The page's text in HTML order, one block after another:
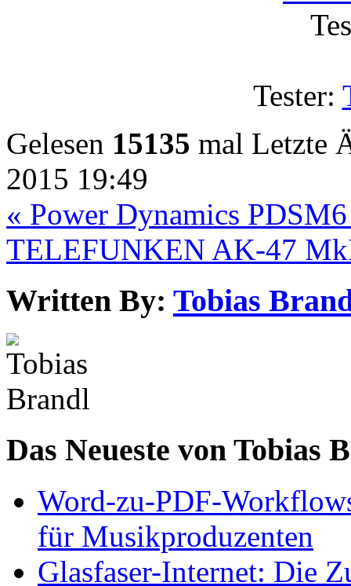
Tester:
Gelesen 15135 mal Letzte
2015 19:49
« Power Dynamics
TELEFUNKEN AK-47
Written By: Tobias
Das Neueste von Tobias
Word-zu-PDF-
für Musikproduzenten
Glasfaser-Internet: Die